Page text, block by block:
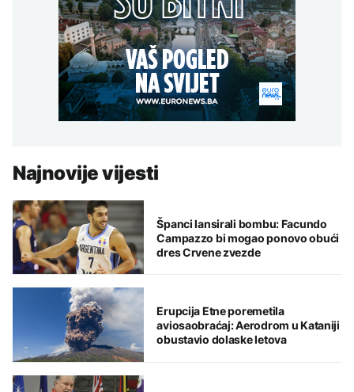
Najnovije vijesti
Španci lansirali bombu: Facundo
Campazzo bi mogao ponovo obući
dres Crvene zvezde
Erupcija Etne poremetila
aviosaobraćaj: Aerodrom u Kataniji
obustavio dolaske letova